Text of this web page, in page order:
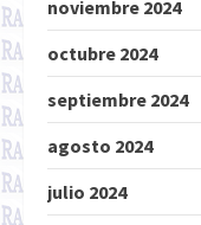
noviembre 2024
octubre 2024
septiembre 2024
agosto 2024
julio 2024